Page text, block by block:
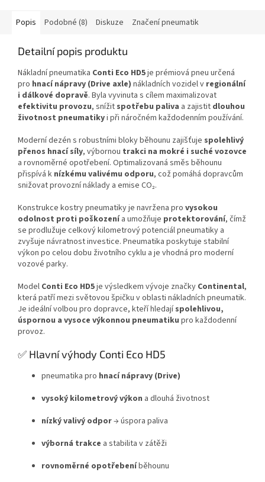
Popis Podobné (8) Diskuze Značení pneumatik
Detailní popis produktu
Nákladní pneumatika Conti Eco HD5je prémiová pneu určená
pro hnací nápravy (Drive axle) nákladních vozidel v regionální
i dálkové dopravě. Byla vyvinuta s cílem maximalizovat
efektivitu provozu, snížit spotřebu paliva a zajistit dlouhou
životnost pneumatikyi při náročném každodenním používání.
Moderní dezén s robustními bloky běhounu zajišťuje spolehlivý
přenos hnací síly, výbornou trakci na mokré i suché vozovce
a rovnoměrné opotřebení. Optimalizovaná směs běhounu
přispívá k nízkému valivému odporu, což pomáhá dopravcům
snižovat provozní náklady a emise CO₂.
Konstrukce kostry pneumatiky je navržena pro vysokou
odolnost proti poškozenía umožňuje protektorování, čímž
se prodlužuje celkový kilometrový potenciál pneumatiky a
zvyšuje návratnost investice. Pneumatika poskytuje stabilní
výkon po celou dobu životního cyklu a je vhodná pro moderní
vozové parky.
Model Conti Eco HD5je výsledkem vývoje značky Continental,
která patří mezi světovou špičku v oblasti nákladních pneumatik.
Je ideální volbou pro dopravce, kteří hledajíspolehlivou,
úspornou a vysoce výkonnou pneumatiku pro každodenní
provoz.
✅ Hlavní výhody Conti Eco HD5
pneumatika pro hnací nápravy (Drive)
vysoký kilometrový výkon a dlouhá životnost
nízký valivý odpor→ úspora paliva
výborná trakce a stabilita v zátěži
rovnoměrné opotřebeníběhounu